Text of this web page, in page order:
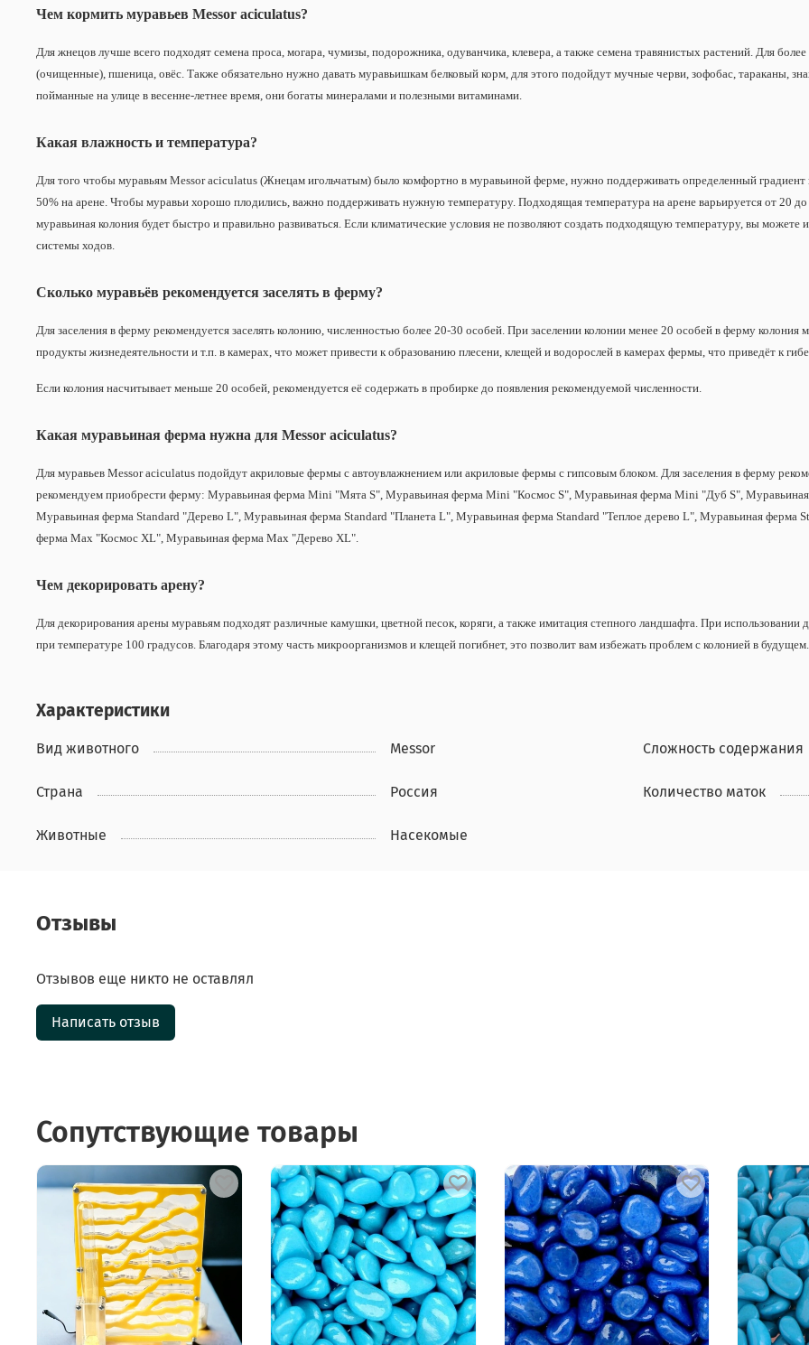
Чем кормить муравьев Messor aciculatus?
Для жнецов лучше всего подходят семена проса, могара, чумизы, подорожника, одуванчика, клевера, а также семена травянистых растений. Для
(очищенные), пшеница, овёс. Также обязательно нужно давать муравьишкам белковый корм, для этого подойдут мучные черви, зофобас, тараканы,
пойманные на улице в весенне-летнее время, они богаты минералами и полезными витаминами.
Какая влажность и температура?
Для того чтобы муравьям Messor aciculatus (Жнецам игольчатым) было комфортно в муравьиной ферме, нужно поддерживать определенный
50% на арене. Чтобы муравьи хорошо плодились, важно поддерживать нужную температуру. Подходящая температура на арене варьируется от 20
муравьиная колония будет быстро и правильно развиваться. Если климатические условия не позволяют создать подходящую температуру, вы можете
системы ходов.
Сколько муравьёв рекомендуется заселять в ферму?
Для заселения в ферму рекомендуется заселять колонию, численностью более 20-30 особей. При заселении колонии менее 20 особей в ферму колония
продукты жизнедеятельности и т.п. в камерах, что может привести к образованию плесени, клещей и водорослей в камерах фермы, что приведёт к
Если колония насчитывает меньше 20 особей, рекомендуется её содержать в пробирке до появления рекомендуемой численности.
Какая муравьиная ферма нужна для Messor aciculatus?
Для муравьев Messor aciculatus подойдут акриловые фермы с автоувлажнением или акриловые фермы с гипсовым блоком. Для заселения в ферму
рекомендуем приобрести ферму: Муравьиная ферма Mini "Мята S", Муравьиная ферма Mini "Космос S", Муравьиная ферма Mini "Дуб S",
Муравьиная ферма Standard "Дерево L", Муравьиная ферма Standard "Планета L", Муравьиная ферма Standard "Теплое дерево L", Муравьиная
ферма Max "Космос XL", Муравьиная ферма Max "Дерево XL".
Чем декорировать арену?
Для декорирования арены муравьям подходят различные камушки, цветной песок, коряги, а также имитация степного ландшафта. При использовании
при температуре 100 градусов. Благодаря этому часть микроорганизмов и клещей погибнет, это позволит вам избежать проблем с колонией в будущем.
Характеристики
Вид животного Messor Сложность содержания
Страна Россия Количество маток
Животные Насекомые
Отзывы
Отзывов еще никто не оставлял
Написать отзыв
Сопутствующие товары